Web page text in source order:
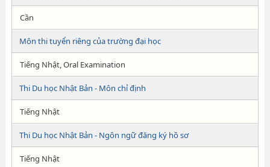
Cần
Môn thi tuyển riêng của trường đại học
Tiếng Nhật, Oral Examination
Thi Du học Nhật Bản - Môn chỉ định
Tiếng Nhật
Thi Du học Nhật Bản - Ngôn ngữ đăng ký hồ sơ
Tiếng Nhật